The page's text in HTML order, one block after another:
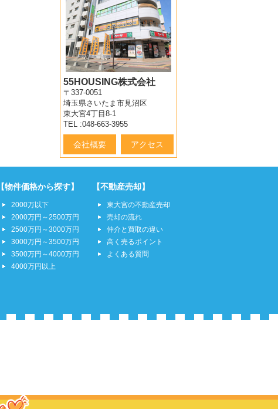
55HOUSING株式会社
〒337-0051
埼玉県さいたま市見沼区
東大宮4丁目8-1
TEL :048-663-3955
会社概要 アクセス
【物件価格から探す】
2000万以下
2000万円～2500万円
2500万円～3000万円
3000万円～3500万円
3500万円～4000万円
4000万円以上
【不動産売却】
東大宮の不動産売却
売却の流れ
仲介と買取の違い
高く売るポイント
よくある質問